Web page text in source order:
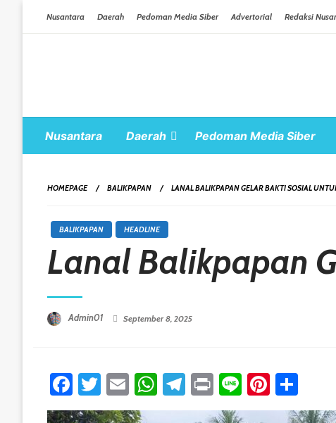
Nusantara Daerah Pedoman Media Siber Advertorial Redaksi
Nusantara Daerah Pedoman Media Siber
HOMEPAGE BALIKPAPAN LANAL BALIKPAPAN GELAR BAKTI SOSIAL
BALIKPAPAN HEADLINE
Lanal Balikpapan
Admin01 September 8, 2025
Facebook
Twitter
EmailWhatsApp
Telegram
PrintLine